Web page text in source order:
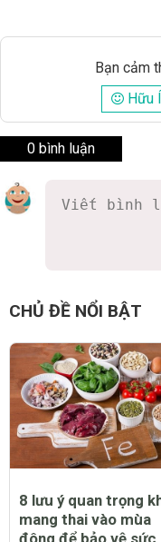
Bạn cảm
Hữu
0 bình luận
CHỦ ĐỀ NỔI BẬT
8 lưu ý quan trọng
mang thai vào mùa
đông để bảo vệ sức